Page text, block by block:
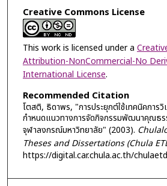
Creative Commons License
This work is licensed under a
Attribution-NonCommercial-No
International License.
Recommended Citation
โตสติ, ธิดาพร, "การประยุกต์ใช้เทคนิคการวิ
กำหนดแนวทางการจัดกิจกรรมพัฒนาคุณธ
จุฬาลงกรณ์มหาวิทยาลัย" (2003).
Theses and Dissertations (Chula
https://digital.car.chula.ac.th/